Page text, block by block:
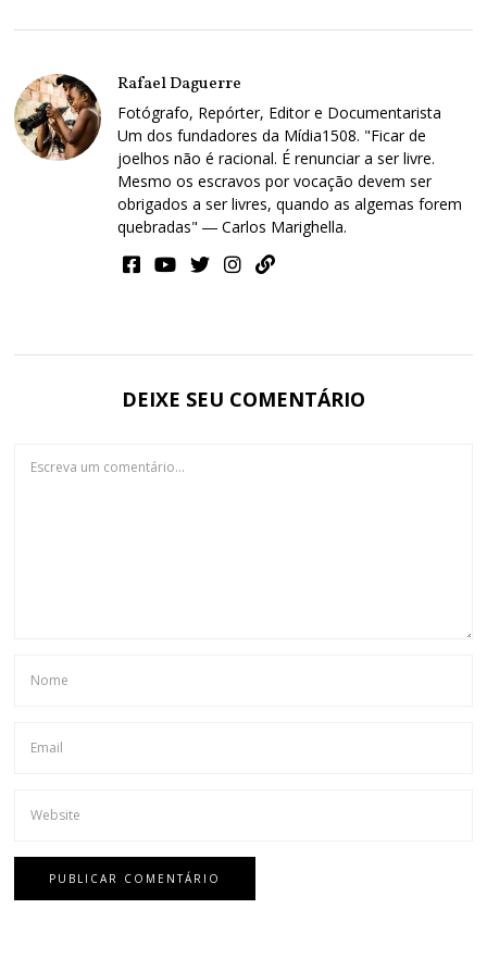
Rafael Daguerre
Fotógrafo, Repórter, Editor e Documentarista
Um dos fundadores da Mídia1508. "Ficar de
joelhos não é racional. É renunciar a ser livre.
Mesmo os escravos por vocação devem ser
obrigados a ser livres, quando as algemas forem
quebradas" ― Carlos Marighella.
DEIXE SEU COMENTÁRIO